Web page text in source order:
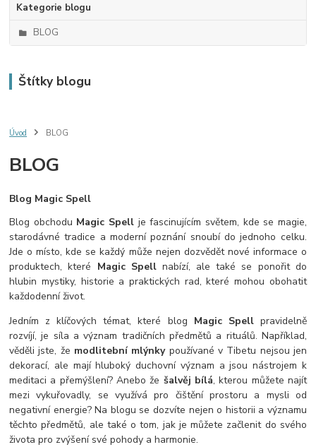
Kategorie blogu
BLOG
Štítky blogu
Úvod BLOG
BLOG
Blog Magic Spell
Blog obchodu Magic Spell je fascinujícím světem, kde se magie,
starodávné tradice a moderní poznání snoubí do jednoho celku.
Jde o místo, kde se každý může nejen dozvědět nové informace o
produktech, které Magic Spellnabízí, ale také se ponořit do
hlubin mystiky, historie a praktických rad, které mohou obohatit
každodenní život.
Jedním z klíčových témat, které blog Magic Spellpravidelně
rozvíjí, je síla a význam tradičních předmětů a rituálů. Například,
věděli jste, že modlitební mlýnkypoužívané v Tibetu nejsou jen
dekorací, ale mají hluboký duchovní význam a jsou nástrojem k
meditaci a přemýšlení? Anebo že šalvěj bílá, kterou můžete najít
mezi vykuřovadly, se využívá pro čištění prostoru a mysli od
negativní energie? Na blogu se dozvíte nejen o historii a významu
těchto předmětů, ale také o tom, jak je můžete začlenit do svého
života pro zvýšení své pohody a harmonie.